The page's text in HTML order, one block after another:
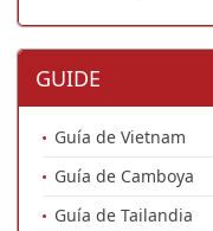
GUIDE
Guía de Vietnam
Guía de Camboya
Guía de Tailandia